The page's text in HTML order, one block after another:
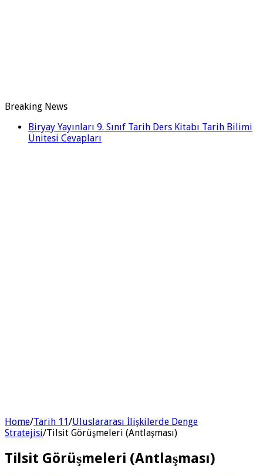
Breaking News
Biryay Yayınları 9. Sınıf Tarih Ders Kitabı Tarih Bilimi
Ünitesi Cevapları
Home/Tarih 11/Uluslararası İlişkilerde Denge
Stratejisi/Tilsit Görüşmeleri (Antlaşması)
Tilsit Görüşmeleri (Antlaşması)